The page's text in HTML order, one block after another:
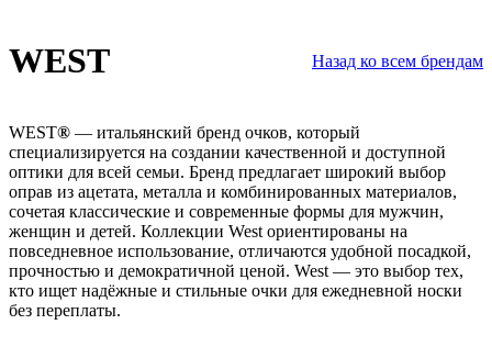
WEST Назад ко всем брендам
WEST® — итальянский бренд очков, который
специализируется на создании качественной и доступной
оптики для всей семьи. Бренд предлагает широкий выбор
оправ из ацетата, металла и комбинированных материалов,
сочетая классические и современные формы для мужчин,
женщин и детей. Коллекции West ориентированы на
повседневное использование, отличаются удобной посадкой,
прочностью и демократичной ценой. West — это выбор тех,
кто ищет надёжные и стильные очки для ежедневной носки
без переплаты.